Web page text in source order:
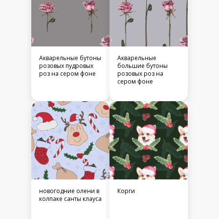
Акварельные бутоны
розовых пудровых
роз на сером фоне
Акварельные
большие бутоны
розовых роз на
сером фоне
новогодние олени в
колпаке санты клауса
Корги